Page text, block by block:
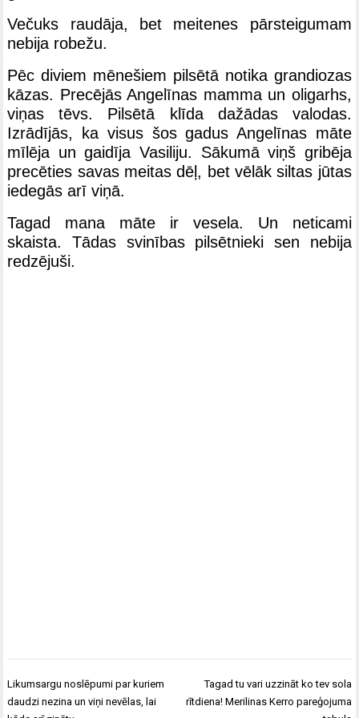
Večuks raudāja, bet meitenes pārsteigumam
nebija robežu.
Pēc diviem mēnešiem pilsētā notika grandiozas
kāzas. Precējās Angelīnas mamma un oligarhs,
viņas tēvs. Pilsētā klīda dažādas valodas.
Izrādījās, ka visus šos gadus Angelīnas māte
mīlēja un gaidīja Vasiliju. Sākumā viņš gribēja
precēties savas meitas dēļ, bet vēlāk siltas jūtas
iedegās arī viņā.
Tagad mana māte ir vesela. Un neticami
skaista. Tādas svinības pilsētnieki sen nebija
redzējuši.
Post
navigation
Likumsargu noslēpumi par kuriem
daudzi nezina un viņi nevēlas, lai
Tagad tu vari uzzināt ko tev sola
rītdiena! Merilinas Kerro pareģojuma